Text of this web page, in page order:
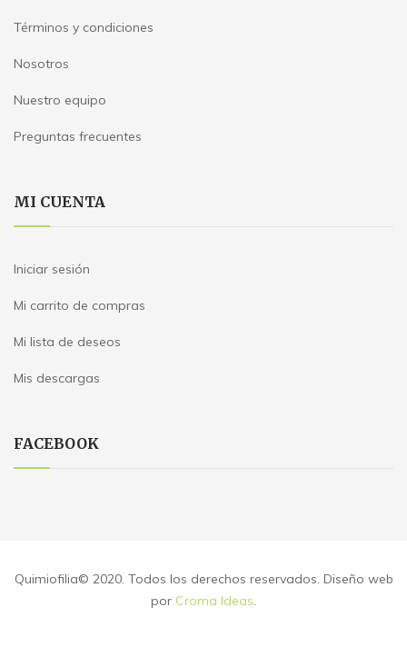
Términos y condiciones
Nosotros
Nuestro equipo
Preguntas frecuentes
MI CUENTA
Iniciar sesión
Mi carrito de compras
Mi lista de deseos
Mis descargas
FACEBOOK
Quimiofilia© 2020. Todos los derechos reservados. Diseño web
por Croma Ideas.